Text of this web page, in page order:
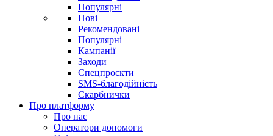
Популярні
Нові
Рекомендовані
Популярні
Кампанії
Заходи
Спецпроєкти
SMS-благодійність
Скарбнички
Про платформу
Про нас
Оператори допомоги